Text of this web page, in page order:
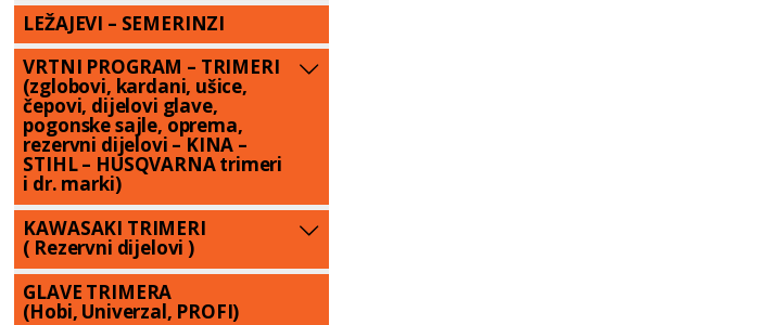
LEŽAJEVI – SEMERINZI
VRTNI PROGRAM – TRIMERI
(zglobovi, kardani, ušice,
čepovi, dijelovi glave,
pogonske sajle, oprema,
rezervni dijelovi – KINA –
STIHL – HUSQVARNA trimeri
i dr. marki)
KAWASAKI TRIMERI
( Rezervni dijelovi )
GLAVE TRIMERA
(Hobi, Univerzal, PROFI)